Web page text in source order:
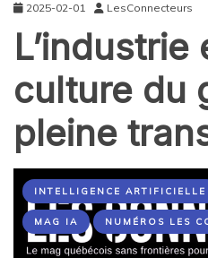
2025-02-01 LesConnecteurs
L’industrie
culture du
pleine
INTELLIGENCE ARTIFICIELLE
MAG IA NUMÉROS LES